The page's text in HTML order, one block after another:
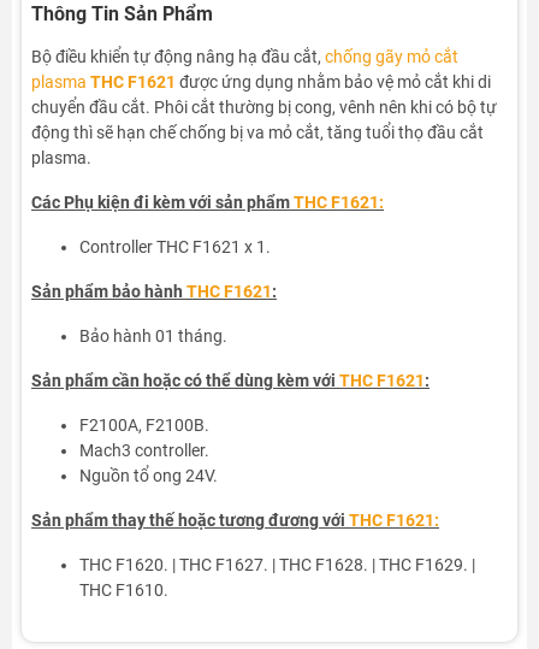
Thông Tin Sản Phẩm
Bộ điều khiển tự động nâng hạ đầu cắt, chống gãy mỏ cắt
plasma THC F1621 được ứng dụng nhằm bảo vệ mỏ cắt khi di
chuyển đầu cắt. Phôi cắt thường bị cong, vênh nên khi có bộ tự
động thì sẽ hạn chế chống bị va mỏ cắt, tăng tuổi thọ đầu cắt
plasma.
Các Phụ kiện đi kèm với sản phẩmTHC F1621:
Controller THC F1621 x 1.
Sản phẩm bảo hành THC F1621:
Bảo hành 01 tháng.
Sản phẩm cần hoặc có thể dùng kèm với THC F1621:
F2100A, F2100B.
Mach3 controller.
Nguồn tổ ong 24V.
Sản phẩm thay thế hoặc tương đương với THC F1621:
THC F1620. | THC F1627. | THC F1628. | THC F1629. |
THC F1610.